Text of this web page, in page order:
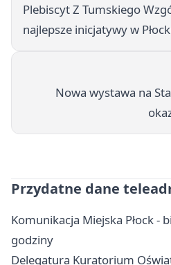
Plebiscyt Z Tumskiego
najlepsze inicjatywy w
Nowa wystawa na
Przydatne dane
Komunikacja Miejska Płock -
godziny
Delegatura Kuratorium